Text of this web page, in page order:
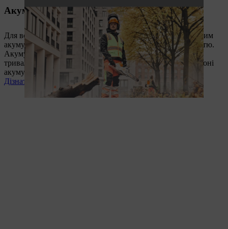
Акумуляторна система AP
Для всіх, хто в щоденній роботі віддає перевагу безшумним
акумуляторним інструментам із максимальною потужністю.
Акумуляторна система STIHL AP — це продуктивність,
тривалий час роботи, безшумна робота та потужні літій-іоні
акумулятори.
Дізнатись більше зараз